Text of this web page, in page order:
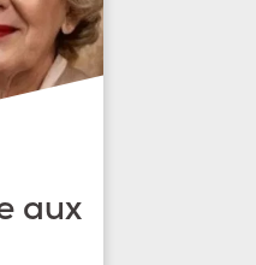
aux